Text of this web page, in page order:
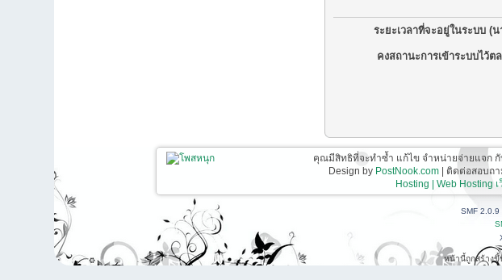
ระยะเวลาที่จะอยู่ในระบบ (น
คงสถานะการเข้าระบบไว้ต
คุณมีสิทธิที่จะทำซ้ำ แก้ไข จำหน่ายจ่ายแจก
Design by PostNook.com | ติดต่อสอบถา
Hosting | Web Hosting
SMF 2.0.9
หน้านี้ถูกสร้างขึ้